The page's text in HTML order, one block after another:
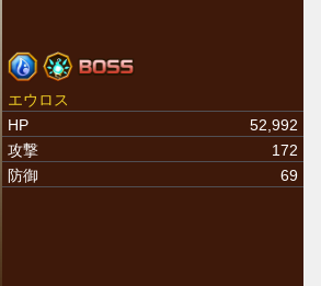
エウロス
HP
52,992
攻撃
172
防御
69